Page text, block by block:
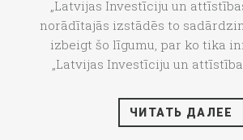
„Latvijas Investīciju un
norādītajās izstādēs to
izbeigt šo līgumu, par ko tika
„Latvijas Investīciju un
ЧИТАТЬ ДАЛЕЕ